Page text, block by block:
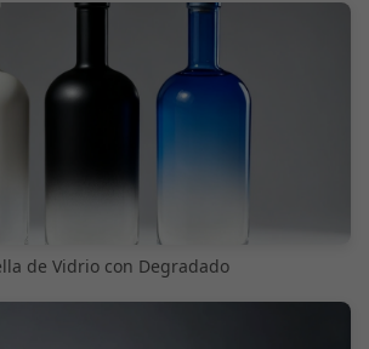
de Vidrio con Degradado